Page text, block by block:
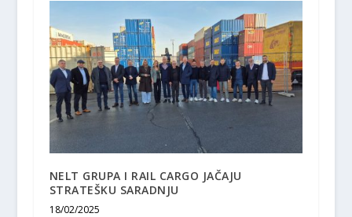
NELT GRUPA I RAIL CARGO JAČAJU
STRATEŠKU SARADNJU
18/02/2025